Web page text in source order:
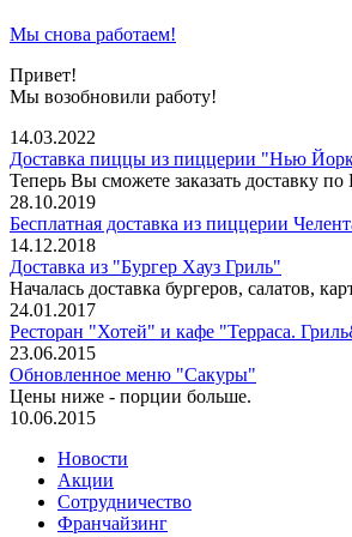
Мы снова работаем!
Привет!
Мы возобновили работу!
14.03.2022
Доставка пиццы из пиццерии "Нью
Теперь Вы сможете заказать доставку
28.10.2019
Бесплатная доставка из пиццерии
14.12.2018
Доставка из "Бургер Хауз Гриль"
Началась доставка бургеров, салатов,
24.01.2017
Ресторан "Хотей" и кафе "Терраса.
23.06.2015
Обновленное меню "Сакуры"
Цены ниже - порции больше.
10.06.2015
Новости
Акции
Сотрудничество
Франчайзинг